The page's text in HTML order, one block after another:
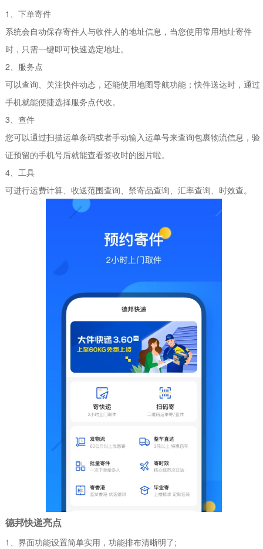
1、下单寄件
系统会自动保存寄件人与收件人的地址信息，当您使用常用地址寄件
时，只需一键即可快速选定地址。
2、服务点
可以查询、关注快件动态，还能使用地图导航功能；快件送达时，通过
手机就能便捷选择服务点代收。
3、查件
您可以通过扫描运单条码或者手动输入运单号来查询包裹物流信息，验
证预留的手机号后就能查看签收时的图片啦。
4、工具
可进行运费计算、收送范围查询、禁寄品查询、汇率查询、时效查。
德邦快递亮点
1、界面功能设置简单实用，功能排布清晰明了;